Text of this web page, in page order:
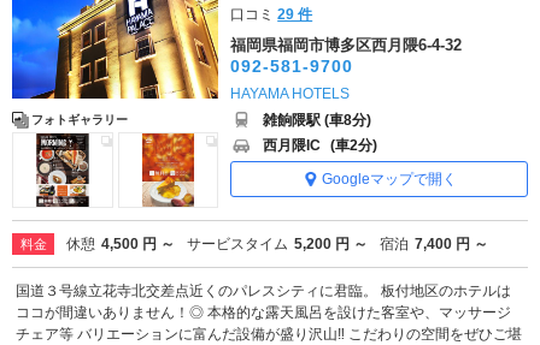
フォトギャラリー
口コミ29 件
福岡県福岡市博多区西月隈6-4-32
092-581-9700
HAYAMA HOTELS
雑餉隈駅 (車8分)
西月隈IC (車2分)
Googleマップで開く
料金 休憩 4,500 円 ～ サービスタイム 5,200 円 ～ 宿泊 7,400 円 ～
国道３号線立花寺北交差点近くのパレスシティに君臨。 板付地区のホテルは
ココが間違いありません！◎ 本格的な露天風呂を設けた客室や、マッサージ
チェア等 バリエーションに富んだ設備が盛り沢山‼ こだわりの空間をぜひご堪